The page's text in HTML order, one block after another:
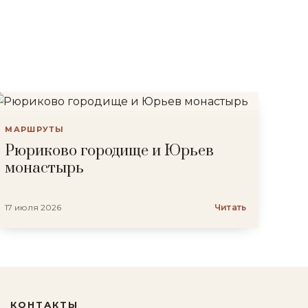
МАРШРУТЫ
Рюриково городище и Юрьев
монастырь
17 июля 2026 Читать
КОНТАКТЫ